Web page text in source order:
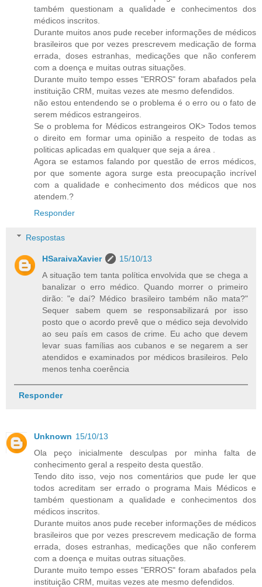
também questionam a qualidade e conhecimentos dos
médicos inscritos.
Durante muitos anos pude receber informações de médicos
brasileiros que por vezes prescrevem medicação de forma
errada, doses estranhas, medicações que não conferem
com a doença e muitas outras situações.
Durante muito tempo esses "ERROS" foram abafados pela
instituição CRM, muitas vezes ate mesmo defendidos.
não estou entendendo se o problema é o erro ou o fato de
serem médicos estrangeiros.
Se o problema for Médicos estrangeiros OK> Todos temos
o direito em formar uma opinião a respeito de todas as
politicas aplicadas em qualquer que seja a área .
Agora se estamos falando por questão de erros médicos,
por que somente agora surge esta preocupação incrível
com a qualidade e conhecimento dos médicos que nos
atendem.?
Responder
Respostas
HSaraivaXavier
15/10/13
A situação tem tanta política envolvida que se chega a
banalizar o erro médico. Quando morrer o primeiro
dirão: "e daí? Médico brasileiro também não mata?"
Sequer sabem quem se responsabilizará por isso
posto que o acordo prevê que o médico seja devolvido
ao seu país em casos de crime. Eu acho que devem
levar suas famílias aos cubanos e se negarem a ser
atendidos e examinados por médicos brasileiros. Pelo
menos tenha coerência
Responder
Unknown 15/10/13
Ola peço inicialmente desculpas por minha falta de
conhecimento geral a respeito desta questão.
Tendo dito isso, vejo nos comentários que pude ler que
todos acreditam ser errado o programa Mais Médicos e
também questionam a qualidade e conhecimentos dos
médicos inscritos.
Durante muitos anos pude receber informações de médicos
brasileiros que por vezes prescrevem medicação de forma
errada, doses estranhas, medicações que não conferem
com a doença e muitas outras situações.
Durante muito tempo esses "ERROS" foram abafados pela
instituição CRM, muitas vezes ate mesmo defendidos.